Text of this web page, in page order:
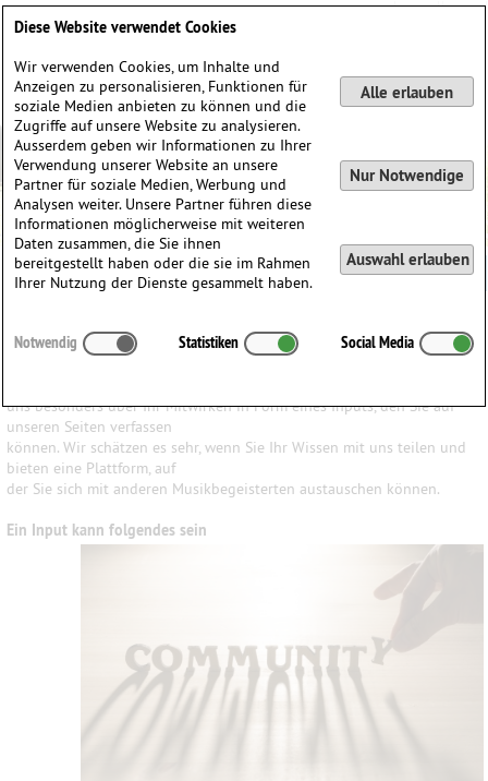
DE EN
Ihr Input ist uns wichtig
breites Wissen und
uns besonders über Ihr Mitwirken in Form eines Inputs, den Sie auf
unseren Seiten verfassen
können. Wir schätzen es sehr, wenn Sie Ihr Wissen mit uns teilen und
bieten eine Plattform, auf
der Sie sich mit anderen Musikbegeisterten austauschen können.
Ein Input kann folgendes sein
Diese Website verwendet Cookies
Wir verwenden Cookies, um Inhalte und
Anzeigen zu personalisieren, Funktionen für
soziale Medien anbieten zu können und die
Zugriffe auf unsere Website zu analysieren.
Ausserdem geben wir Informationen zu Ihrer
Verwendung unserer Website an unsere
Partner für soziale Medien, Werbung und
Analysen weiter. Unsere Partner führen diese
Informationen möglicherweise mit weiteren
Daten zusammen, die Sie ihnen
bereitgestellt haben oder die sie im Rahmen
Ihrer Nutzung der Dienste gesammelt haben.
Alle erlauben
Nur Notwendige
Auswahl erlauben
Notwendig Statistiken Social Media